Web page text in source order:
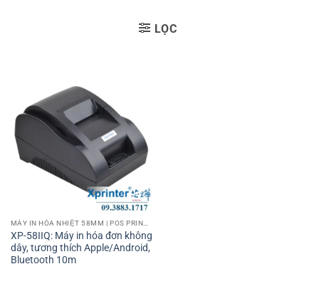
LỌC
XP-58IIQ: Máy in hóa đơn không
dây, tương thích Apple/Android,
Bluetooth 10m